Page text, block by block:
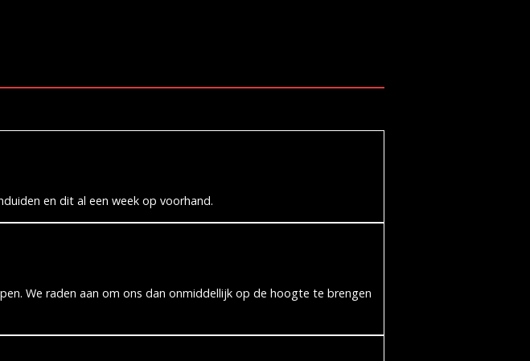
en dit al een week op voorhand.
We raden aan om ons dan onmiddellijk op de hoogte te brengen